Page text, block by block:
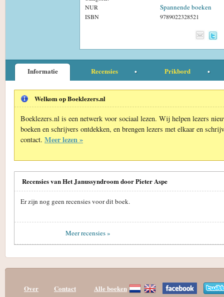
NUR
Spannende boeken
ISBN 9789022328521
Informatie Recensies Prikbord
Welkom op Boeklezers.nl
Boeklezers.nl is een netwerk voor sociaal lezen. Wij helpen lezers
boeken en schrijvers ontdekken, en brengen lezers met elkaar en
contact. Meer lezen »
Recensies van Het Janussyndroom door Pieter Aspe
Er zijn nog geen recensies voor dit boek.
Meer recensies »
Over Contact Alle boeken